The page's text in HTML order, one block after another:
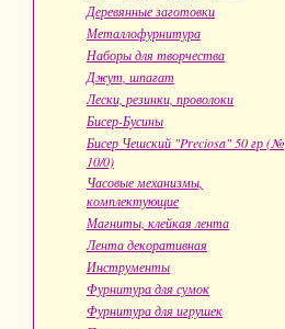
Деревянные заготовки
Металлофурнитура
Наборы для творчества
Джут, шпагат
Лески, резинки, проволоки
Бисер-Бусины
Бисер Чешский "Preciosa" 50 гр (№
10/0)
Часовые механизмы,
комплектующие
Магниты, клейкая лента
Лента декоративная
Инструменты
Фурнитура для сумок
Фурнитура для игрушек